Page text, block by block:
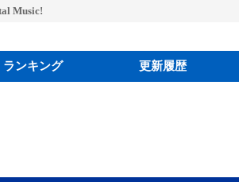
Music!
ランキング 更新履歴